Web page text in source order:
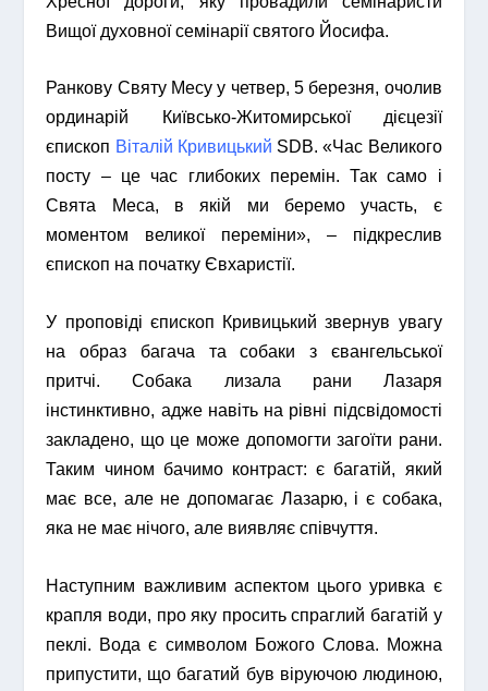
Вищої духовної семінарії святого Йосифа.
Ранкову Святу Месу у четвер, 5 березня, очолив
ординарій Київсько-Житомирської дієцезії
єпископ Віталій Кривицький SDB. «Час Великого
посту – це час глибоких перемін. Так само і
Свята Меса, в якій ми беремо участь, є
моментом великої переміни», – підкреслив
єпископ на початку Євхаристії.
У проповіді єпископ Кривицький звернув увагу
на образ багача та собаки з євангельської
притчі. Собака лизала рани Лазаря
інстинктивно, адже навіть на рівні підсвідомості
закладено, що це може допомогти загоїти рани.
Таким чином бачимо контраст: є багатій, який
має все, але не допомагає Лазарю, і є собака,
яка не має нічого, але виявляє співчуття.
Наступним важливим аспектом цього уривка є
крапля води, про яку просить спраглий багатій у
пеклі. Вода є символом Божого Слова. Можна
припустити, що багатий був віруючою людиною,